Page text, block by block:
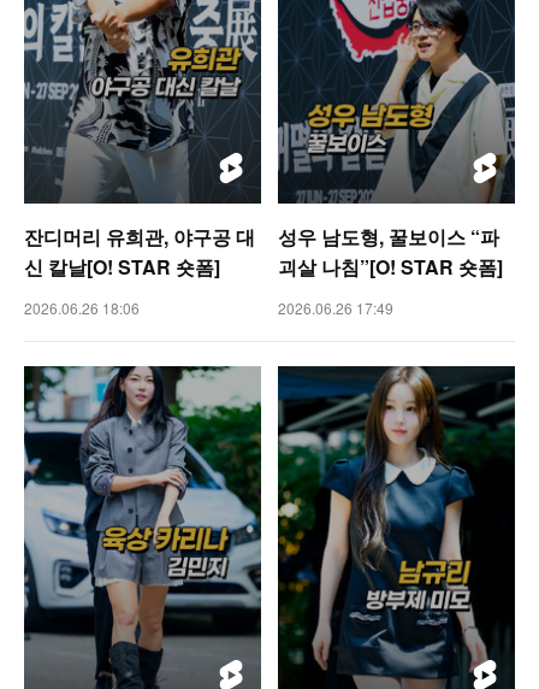
잔디머리 유희관, 야구공 대
신 칼날[O! STAR 숏폼]
2026.06.26 18:06
성우 남도형, 꿀보이스 “파
괴살 나침”[O! STAR 숏폼]
2026.06.26 17:49